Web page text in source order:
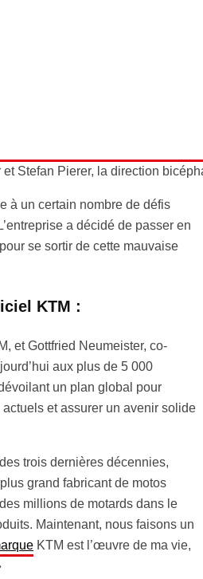
Stefan Pierer, la direction
à un certain nombre de défis
a décidé de passer en
se sortir de cette mauvaise
KTM :
et Gottfried Neumeister, co-
aux plus de 5 000
un plan global pour
et assurer un avenir solide
trois dernières décennies,
grand fabricant de motos
millions de motards dans le
Maintenant, nous faisons un
KTM est l’œuvre de ma vie,